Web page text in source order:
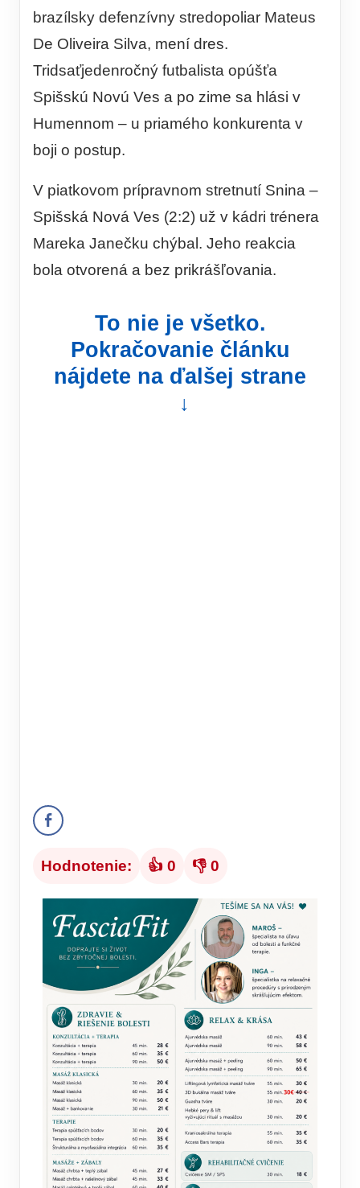
brazílsky defenzívny stredopoliar Mateus
De Oliveira Silva, mení dres.
Tridsaťjedenročný futbalista opúšťa
Spišskú Novú Ves a po zime sa hlási v
Humennom – u priamého konkurenta v
boji o postup.
V piatkovom prípravnom stretnutí Snina –
Spišská Nová Ves (2:2) už v kádri trénera
Mareka Janečku chýbal. Jeho reakcia
bola otvorená a bez prikrášľovania.
To nie je všetko.
Pokračovanie článku
nájdete na ďalšej strane
↓
Hodnotenie: 👍 0 👎 0